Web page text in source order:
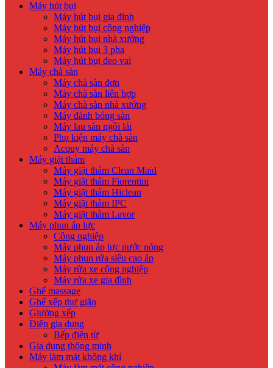
Máy hút bụi
Máy hút bụi gia đình
Máy hút bụi công nghiệp
Máy hút bụi nhà xưởng
Máy hút bụi 3 pha
Máy hút bụi đeo vai
Máy chà sàn
Máy chà sàn đơn
Máy chà sàn liên hợp
Máy chà sàn nhà xưởng
Máy đánh bóng sàn
Máy lau sàn ngồi lái
Phụ kiện máy chà sàn
Acquy máy chà sàn
Máy giặt thảm
Máy giặt thảm Clean Maid
Máy giặt thảm Fiorentini
Máy giặt thảm Hiclean
Máy giặt thảm IPC
Máy giặt thảm Lavor
Máy phun áp lực
Công nghiệp
Máy phun áp lực nước nóng
Máy phun rửa siêu cao áp
Máy rửa xe công nghiệp
Máy rửa xe gia đình
Ghế massage
Ghế xếp thư giãn
Giường xếp
Điện gia dụng
Bếp điện từ
Gia dụng thông minh
Máy làm mát không khí